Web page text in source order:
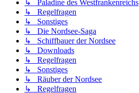
↳ Paladine des Westfrankenreichs
↳ Regelfragen
↳ Sonstiges
↳ Die Nordsee-Saga
↳ Schiffbauer der Nordsee
↳ Downloads
↳ Regelfragen
↳ Sonstiges
↳ Räuber der Nordsee
↳ Regelfragen